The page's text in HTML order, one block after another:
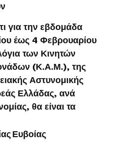
για την εβδομάδα
έως 4 Φεβρουαρίου
των Κινητών
(Κ.Α.Μ.), της
Αστυνομικής
Ελλάδας, ανά
θα είναι τα
Ευβοίας